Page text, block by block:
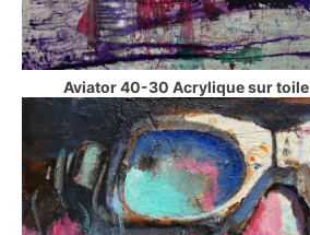
Aviator 40-30 Acrylique sur toile